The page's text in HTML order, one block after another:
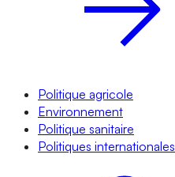
Politique agricole
Environnement
Politique sanitaire
Politiques internationales